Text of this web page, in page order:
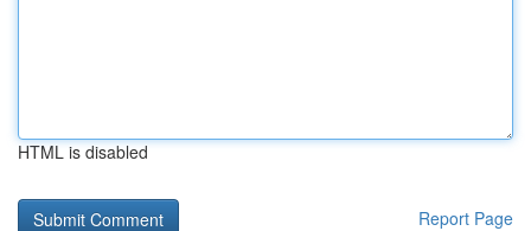
HTML is disabled
Report Page